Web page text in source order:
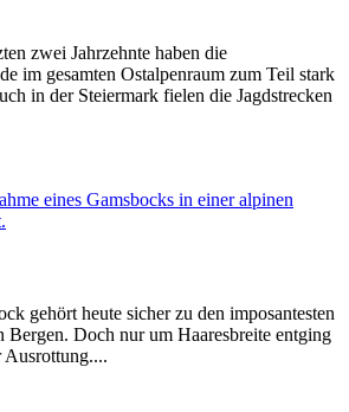
zwei Jahrzehnte haben die
im gesamten Ostalpenraum zum Teil stark
in der Steiermark fielen die Jagdstrecken
gehört heute sicher zu den imposantesten
Bergen. Doch nur um Haaresbreite entging
Ausrottung....